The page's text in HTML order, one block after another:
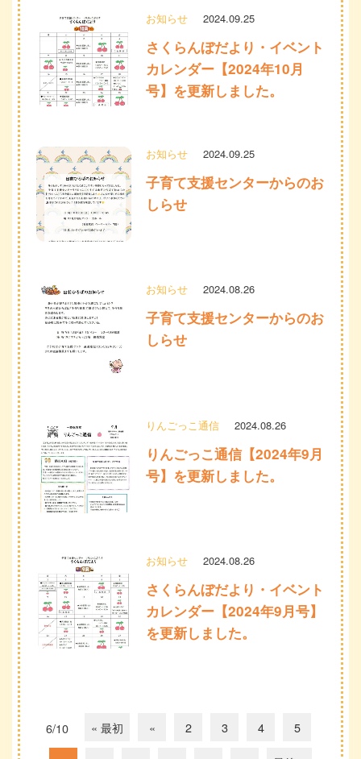
お知らせ 2024.09.25
さくらんぼだより・イベント
カレンダー【2024年10月
号】を更新しました。
お知らせ 2024.09.25
子育て支援センターからのお
しらせ
お知らせ 2024.08.26
子育て支援センターからのお
しらせ
りんごっこ通信 2024.08.26
りんごっこ通信【2024年9月
号】を更新しました。
お知らせ 2024.08.26
さくらんぼだより・イベント
カレンダー【2024年9月号】
を更新しました。
6/10 « 最初 « 2 3 4 5